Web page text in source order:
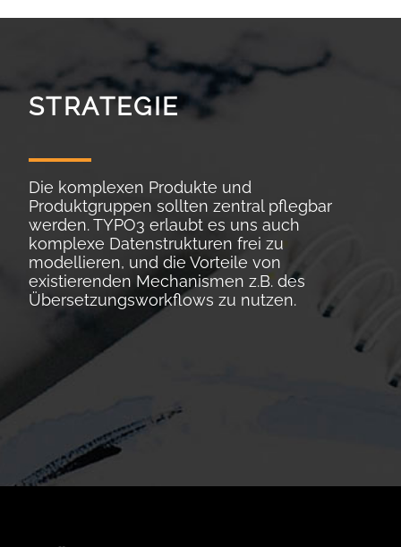
STRATEGIE
Die komplexen Produkte und
Produktgruppen sollten zentral pflegbar
werden. TYPO3 erlaubt es uns auch
komplexe Datenstrukturen frei zu
modellieren, und die Vorteile von
existierenden Mechanismen z.B. des
Übersetzungsworkflows zu nutzen.